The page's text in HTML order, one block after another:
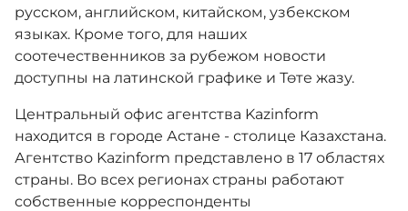
русском, английском, китайском, узбекском
языках. Кроме того, для наших
соотечественников за рубежом новости
доступны на латинской графике и Төте жазу.
Центральный офис агентства Kazinform
находится в городе Астане - столице Казахстана.
Агентство Kazinform представлено в 17 областях
страны. Во всех регионах страны работают
собственные корреспонденты